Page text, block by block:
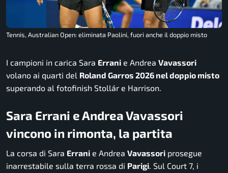
Tennis, Australian Open: eliminata Paolini, fuori anche il doppio misto
I campioni in carica Sara Errani e Andrea Vavassori
volano ai quarti del Roland Garros 2026 nel doppio misto
superando al fotofinish Stollár e Harrison.
Sara Errani e Andrea Vavassori
vincono in rimonta, la partita
La corsa di Sara Errani e Andrea Vavassori prosegue
inarrestabile sulla terra rossa di Parigi. Sul Court 7, i